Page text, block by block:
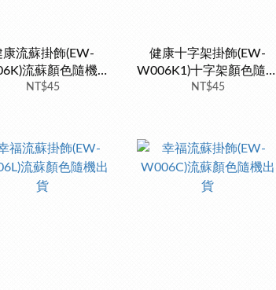
康流蘇掛飾(EW-
流蘇顏色隨機出
貨
NT$45
健康十字架掛飾(EW-
W006K1)十字架顏色隨機
出貨
NT$45